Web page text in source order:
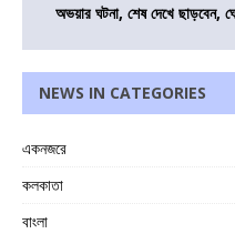
অভয়ার ঘটনা, শেষ দেখে ছাড়বেন,
NEWS IN CATEGORIES
একনজরে
কলকাতা
বাংলা